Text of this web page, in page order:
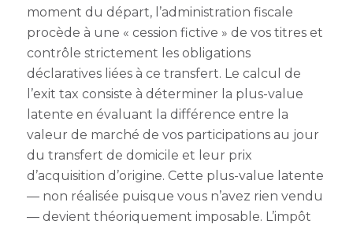
moment du départ, l’administration fiscale
procède à une « cession fictive » de vos titres et
contrôle strictement les obligations
déclaratives liées à ce transfert. Le calcul de
l’exit tax consiste à déterminer la plus-value
latente en évaluant la différence entre la
valeur de marché de vos participations au jour
du transfert de domicile et leur prix
d’acquisition d’origine. Cette plus-value latente
— non réalisée puisque vous n’avez rien vendu
— devient théoriquement imposable. L’impôt